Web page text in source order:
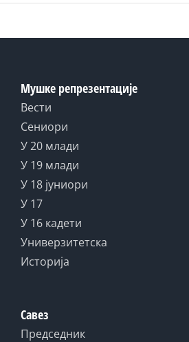
Мушке репрезентације
Вести
Сениори
У 20 млади
У 19 млади
У 18 јуниори
У 17
У 16 кадети
Универзитетска
Историја
Савез
Председник